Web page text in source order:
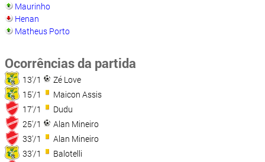
Maurinho
Henan
Matheus Porto
Ocorrências da partida
13'/1
Zé Love
15'/1
Maicon Assis
17'/1
Dudu
25'/1
Alan Mineiro
33'/1
Alan Mineiro
33'/1
Balotelli